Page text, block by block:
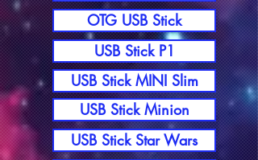
OTG USB Stick
USB Stick P1
USB Stick MINI Slim
USB Stick Minion
USB Stick Star Wars